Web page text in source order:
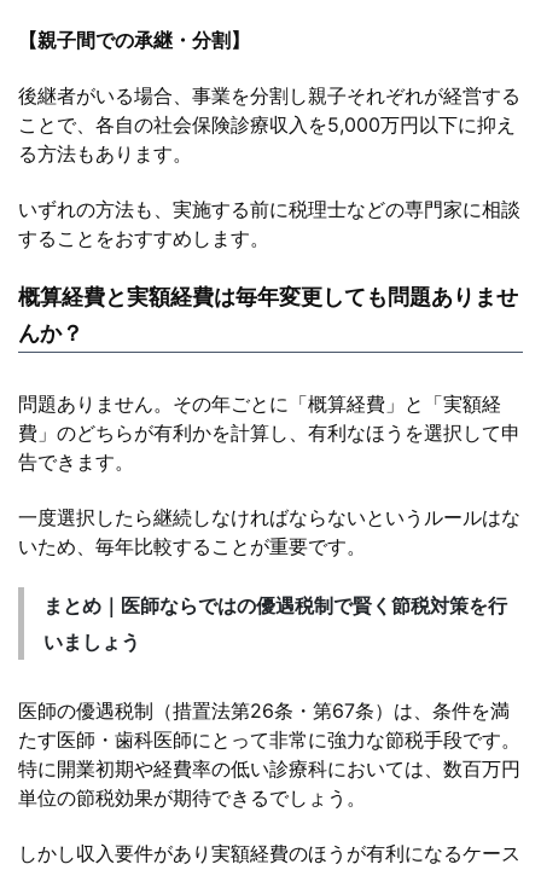
【親子間での承継・分割】
後継者がいる場合、事業を分割し親子それぞれが経営する
ことで、各自の社会保険診療収入を5,000万円以下に抑え
る方法もあります。
いずれの方法も、実施する前に税理士などの専門家に相談
することをおすすめします。
概算経費と実額経費は毎年変更しても問題ありませ
んか？
問題ありません。その年ごとに「概算経費」と「実額経
費」のどちらが有利かを計算し、有利なほうを選択して申
告できます。
一度選択したら継続しなければならないというルールはな
いため、毎年比較することが重要です。
まとめ｜医師ならではの優遇税制で賢く節税対策を行
いましょう
医師の優遇税制（措置法第26条・第67条）は、条件を満
たす医師・歯科医師にとって非常に強力な節税手段です。
特に開業初期や経費率の低い診療科においては、数百万円
単位の節税効果が期待できるでしょう。
しかし収入要件があり実額経費のほうが有利になるケース